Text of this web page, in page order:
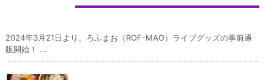
2024年3月21日より、ろふまお（ROF-MAO）ライブグッズの事前通
販開始！ ...